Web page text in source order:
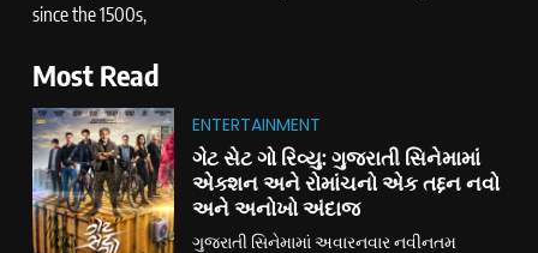
since the 1500s,
Most Read
ENTERTAINMENT
ગેટ સેટ ગો રિવ્યુ: ગુજરાતી સિનેમામાં
એક્શન અને રોમાંચનો એક તદ્દન નવો
અને અનોખો અંદાજ
ગુજરાતી સિનેમામાં અવારનવાર નવીનતમ